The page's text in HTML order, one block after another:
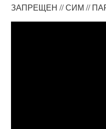
ЗАПРЕЩЕН // СИМ //